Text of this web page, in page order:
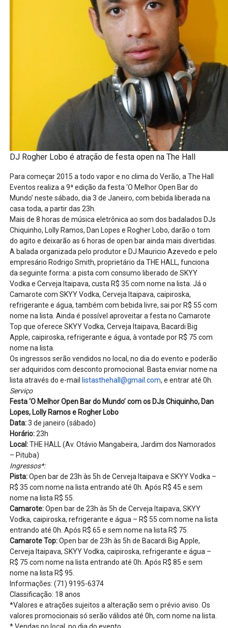
DJ Rogher Lobo é atração de festa open na The Hall
Para começar 2015 a todo vapor e no clima do Verão, a The Hall
Eventos realiza a 9ª edição da festa ‘O Melhor Open Bar do
Mundo’ neste sábado, dia 3 de Janeiro, com bebida liberada na
casa toda, a partir das 23h.
Mais de 8 horas de música eletrônica ao som dos badalados DJs
Chiquinho, Lolly Ramos, Dan Lopes e Rogher Lobo, darão o tom
do agito e deixarão as 6 horas de open bar ainda mais divertidas.
A balada organizada pelo produtor e DJ Mauricio Azevedo e pelo
empresário Rodrigo Smith, proprietário da THE HALL, funciona
da seguinte forma: a pista com consumo liberado de SKYY
Vodka e Cerveja Itaipava, custa R$ 35 com nome na lista. Já o
Camarote com SKYY Vodka, Cerveja Itaipava, caipiroska,
refrigerante e água, também com bebida livre, sai por R$ 55 com
nome na lista. Ainda é possível aproveitar a festa no Camarote
Top que oferece SKYY Vodka, Cerveja Itaipava, Bacardi Big
Apple, caipiroska, refrigerante e água, à vontade por R$ 75 com
nome na lista.
Os ingressos serão vendidos no local, no dia do evento e poderão
ser adquiridos com desconto promocional. Basta enviar nome na
lista através do e-mail
listasthehall@gmail.com, e entrar até 0h.
Serviço
Festa ‘O Melhor Open Bar do Mundo’ com os DJs Chiquinho, Dan
Lopes, Lolly Ramos e Rogher Lobo
Data:3 de janeiro (sábado)
Horário:23h
Local:THE HALL (Av. Otávio Mangabeira, Jardim dos Namorados
– Pituba)
Ingressos*:
Pista:Open bar de 23h às 5h de Cerveja Itaipava e SKYY Vodka –
R$ 35 com nome na lista entrando até 0h. Após R$ 45 e sem
nome na lista R$ 55.
Camarote:Open bar de 23h às 5h de Cerveja Itaipava, SKYY
Vodka, caipiroska, refrigerante e água – R$ 55 com nome na lista
entrando até 0h. Após R$ 65 e sem nome na lista R$ 75.
Camarote Top:Open bar de 23h às 5h de Bacardi Big Apple,
Cerveja Itaipava, SKYY Vodka, caipiroska, refrigerante e água –
R$ 75 com nome na lista entrando até 0h. Após R$ 85 e sem
nome na lista R$ 95.
Informações: (71) 9195-6374
Classificação: 18 anos
*Valores e atrações sujeitos a alteração sem o prévio aviso. Os
valores promocionais só serão válidos até 0h, com nome na lista.